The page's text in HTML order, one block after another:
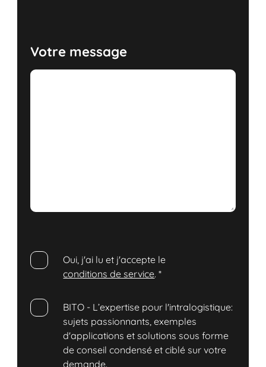
Votre message
Oui, j'ai lu et j'accepte le
conditions de service.*
BITO - L’expertise pour l'intralogistique:
sujets passionnants, exemples
d'applications et solutions sous forme
de conseil condensé et ciblé sur votre
demande.